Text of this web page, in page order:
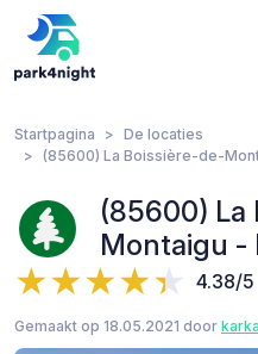
Startpagina
De locaties
(85600) La Boissière-de-
(85600) La
Montaigu -
4.38/5
Gemaakt op 18.05.2021 door